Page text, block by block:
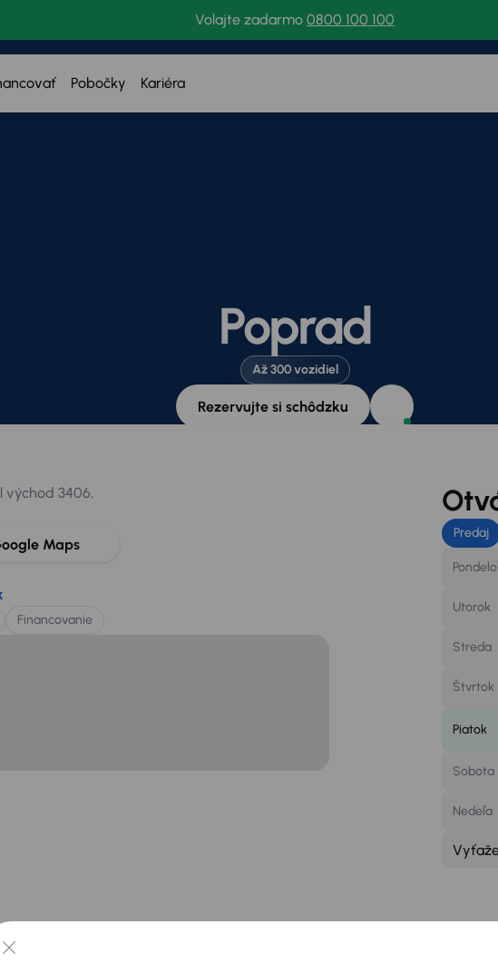
Volajte zadarmo 0800 100 100
Pobočky Kariéra
Poprad
Až 300 vozidiel
Rezervujte si schôdzku
východ 3406,
Maps
Financovanie
Predaj
Utorok
Streda
Štvrtok
Piatok
Sobota
Nedeľa